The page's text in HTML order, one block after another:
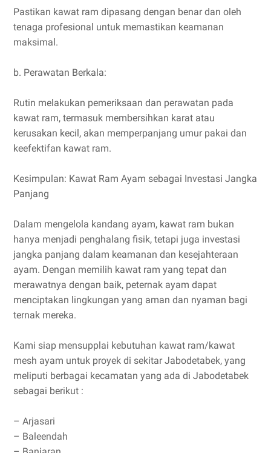
Pastikan kawat ram dipasang dengan benar dan oleh
tenaga profesional untuk memastikan keamanan
maksimal.
b. Perawatan Berkala:
Rutin melakukan pemeriksaan dan perawatan pada
kawat ram, termasuk membersihkan karat atau
kerusakan kecil, akan memperpanjang umur pakai dan
keefektifan kawat ram.
Kesimpulan: Kawat Ram Ayam sebagai Investasi Jangka
Panjang
Dalam mengelola kandang ayam, kawat ram bukan
hanya menjadi penghalang fisik, tetapi juga investasi
jangka panjang dalam keamanan dan kesejahteraan
ayam. Dengan memilih kawat ram yang tepat dan
merawatnya dengan baik, peternak ayam dapat
menciptakan lingkungan yang aman dan nyaman bagi
ternak mereka.
Kami siap mensupplai kebutuhan kawat ram/kawat
mesh ayam untuk proyek di sekitar Jabodetabek, yang
meliputi berbagai kecamatan yang ada di Jabodetabek
sebagai berikut :
– Arjasari
– Baleendah